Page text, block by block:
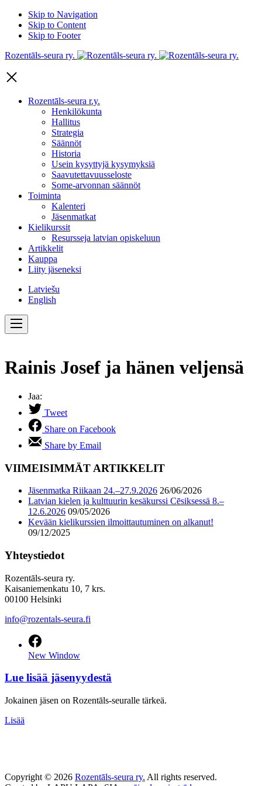
Skip to Navigation
Skip to Content
Skip to Footer
Rozentāls-seura ry.
Rozentāls-seura r.y.
Henkilökunta
Hallitus
Strategia
Säännöt
Historia
Usein kysyttyjä kysymyksiä
Saavutettavuusseloste
Some-arvonnan säännöt
Toiminta
Kalenteri
Jäsenmatkat
Kielikurssit
Resursseja latvian opiskeluun
Artikkelit
Kauppa
Liity jäseneksi
Latviešu
English
Rainis Josef ja hänen veljensä
Jaa:
Tweet
Share on Facebook
Share by Email
VIIMEISIMMÄT ARTIKKELIT
Jäsenmatka Riikaan 24.–27.9.2026 26/06/2026
Latvian kielen ja kulttuurin kesäkurssi Cēsiksessä 8.–
12.6.2026 09/05/2026
Kevään kielikurssien ilmoittautuminen on alkanut!
09/12/2025
Yhteystiedot
Rozentāls-seura ry.
Kaisaniemenkatu 10, 7 krs.
00100 Helsinki
info@rozentals-seura.fi
New Window
Lue lisää jäsenyydestä
Jokainen jäsen on Rozentāls-seuralle tärkeä.
Lisää
Copyright © 2026 Rozentāls-seura ry. All rights reserved.